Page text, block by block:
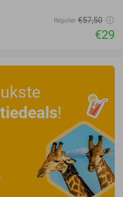
Regulier €57,50
€29
!